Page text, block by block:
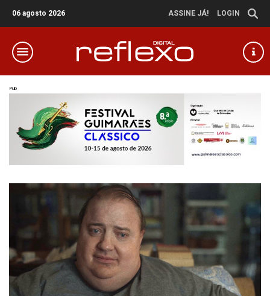
06 agosto 2026 ASSINE JÁ! LOGIN
Pub